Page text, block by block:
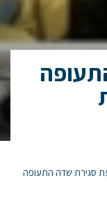
סגירת שדה התעופה